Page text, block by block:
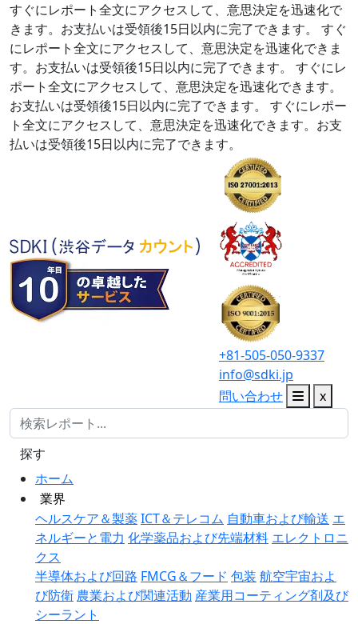
すぐにレポート全文にアクセスして、意思決定を迅速化で
きます。お支払いは受領後15日以内に完了できます。
すぐ
にレポート全文にアクセスして、意思決定を迅速化できま
す。お支払いは受領後15日以内に完了できます。
すぐにレ
ポート全文にアクセスして、意思決定を迅速化できます。
お支払いは受領後15日以内に完了できます。
すぐにレポー
ト全文にアクセスして、意思決定を迅速化できます。お支
払いは受領後15日以内に完了できます。
+81-505-050-9337
info@sdki.jp
問い合わせ
x
ホーム
業界
ヘルスケア＆製薬ICT＆テレコム 自動車および輸送 エ
ネルギーと電力 化学薬品および先端材料 エレクトロニ
クス
半導体および回路 FMCG＆フード 包装 航空宇宙およ
び防衛 農業および関連活動 産業用コーティング剤及び
シーラント
探す